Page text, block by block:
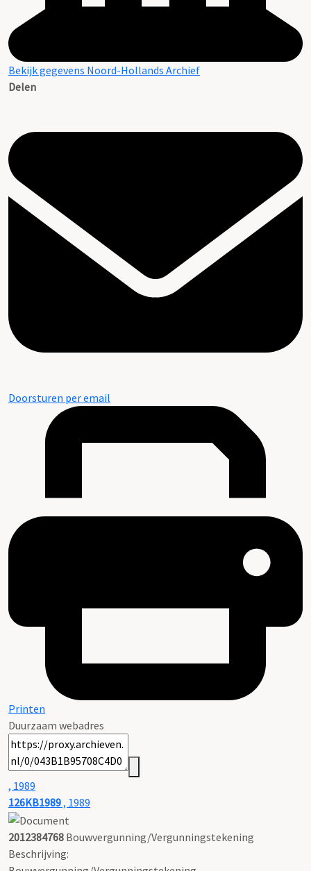
Bekijk gegevens Noord-Hollands Archief
Delen
Doorsturen per email
Printen
Duurzaam webadres
, 1989
126KB1989, 1989
2012384768 Bouwvergunning/Vergunningstekening
Beschrijving: